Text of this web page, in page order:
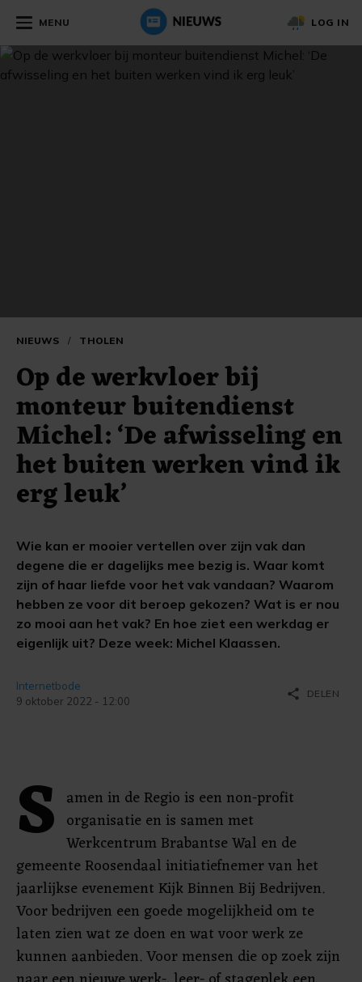
MENU LOG IN
NIEUWS / THOLEN
Op de werkvloer bij
monteur buitendienst
Michel: ‘De afwisseling en
het buiten werken vind ik
erg leuk’
Wie kan er mooier vertellen over zijn vak dan
degene die er dagelijks mee bezig is. Waar komt
zijn of haar liefde voor het vak vandaan? Waarom
hebben ze voor dit beroep gekozen? Wat is er nou
zo mooi aan het vak? En hoe ziet een werkdag er
eigenlijk uit? Deze week: Michel Klaassen.
Internetbode
9 oktober 2022 - 12:00
share DELEN
S amen in de Regio is een non-profit
organisatie en is samen met
Werkcentrum Brabantse Wal en de
gemeente Roosendaal initiatiefnemer van het
jaarlijkse evenement Kijk Binnen Bij Bedrijven.
Voor bedrijven een goede mogelijkheid om te
laten zien wat ze doen en wat voor werk ze
kunnen aanbieden. Voor mensen die op zoek zijn